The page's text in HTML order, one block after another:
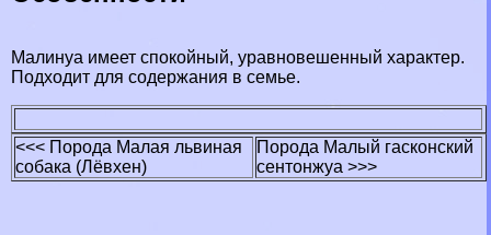
Малинуа имеет спокойный, уравновешенный хаpaктер.
Подходит для содержания в семье.
<<< Порода Малая львиная
собака (Лёвхен)
Порода Малый гасконский
сентонжуа >>>